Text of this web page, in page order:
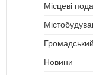
Місцеві
Новини